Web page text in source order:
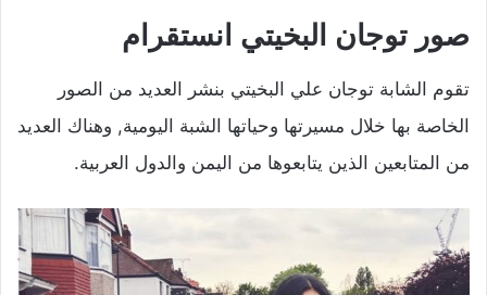
صور توجان البخيتي انستقرام
تقوم الشابة توجان علي البخيتي بنشر العديد من الصور
الخاصة بها خلال مسيرتها وحياتها الشبة اليومية, وهناك العديد
من المتابعين الذين يتابعوها من اليمن والدول العربية.